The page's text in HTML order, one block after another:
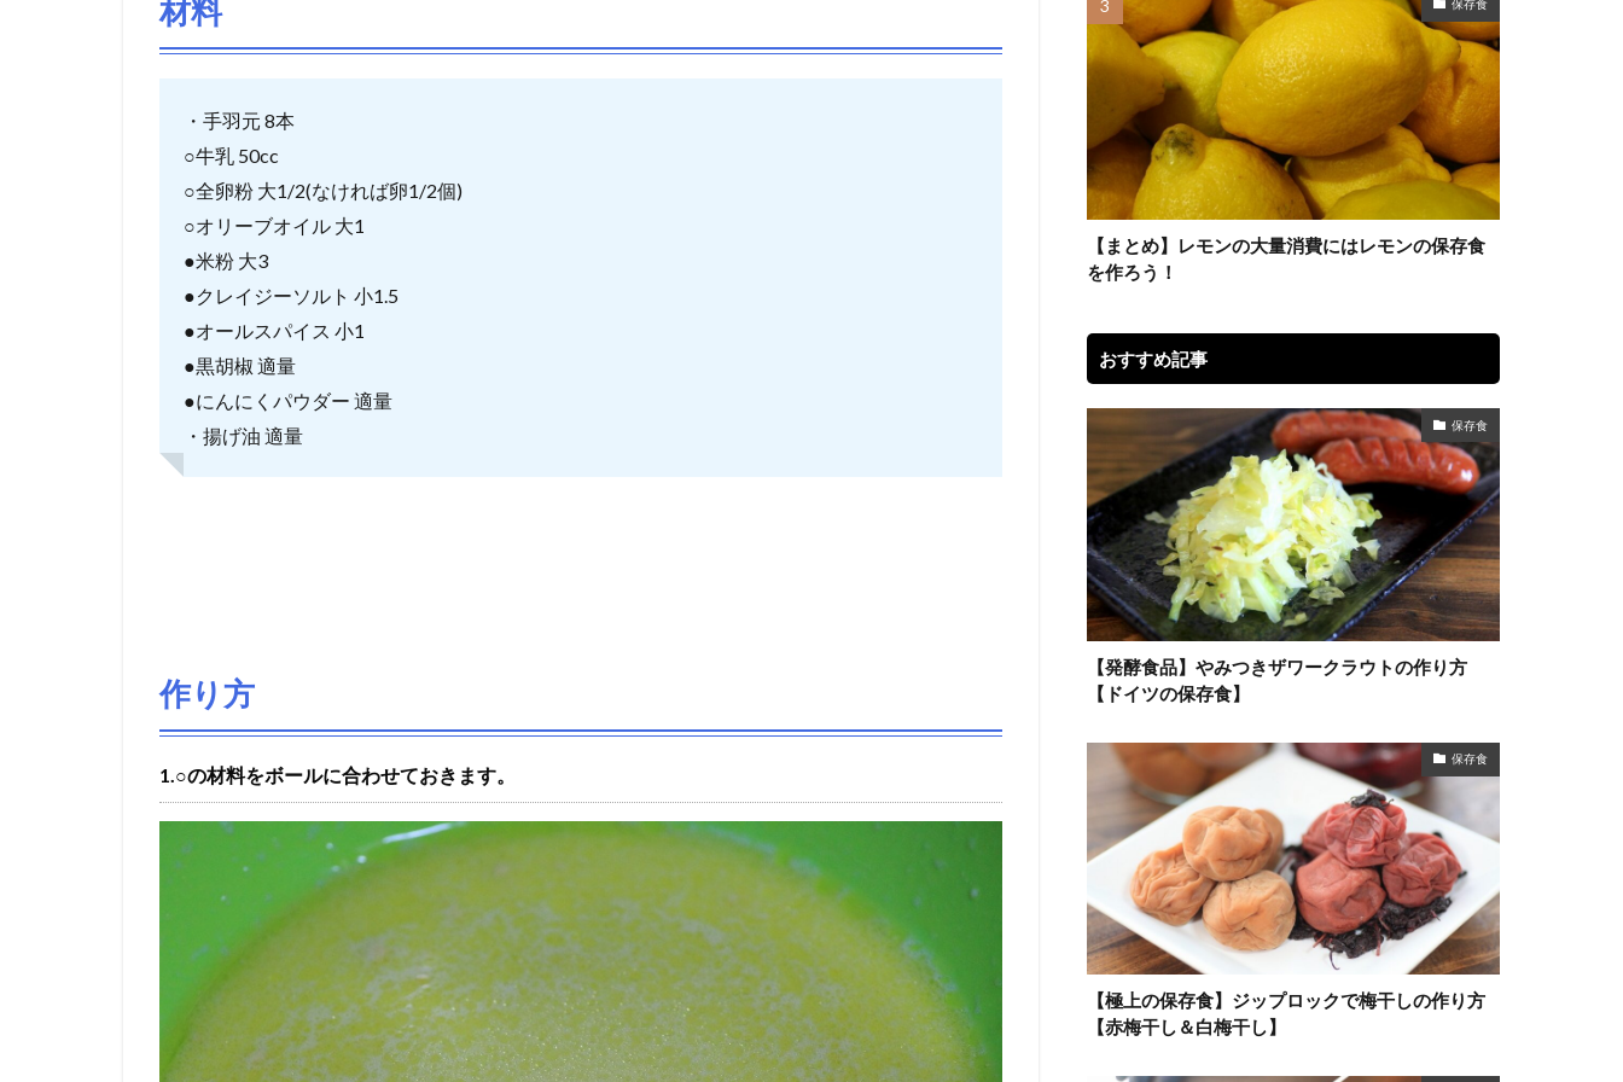
材料
・手羽元 8本
○牛乳 50cc
○全卵粉 大1/2(なければ卵1/2個)
○オリーブオイル 大1
●米粉 大3
●クレイジーソルト 小1.5
●オールスパイス 小1
●黒胡椒 適量
●にんにくパウダー 適量
・揚げ油 適量
作り方
1.○の材料をボールに合わせておきます。
保存食
【まとめ】レモンの大量消費にはレモンの保存食
を作ろう！
おすすめ記事
保存食
【発酵食品】やみつきザワークラウトの作り方
【ドイツの保存食】
保存食
【極上の保存食】ジップロックで梅干しの作り方
【赤梅干し＆白梅干し】